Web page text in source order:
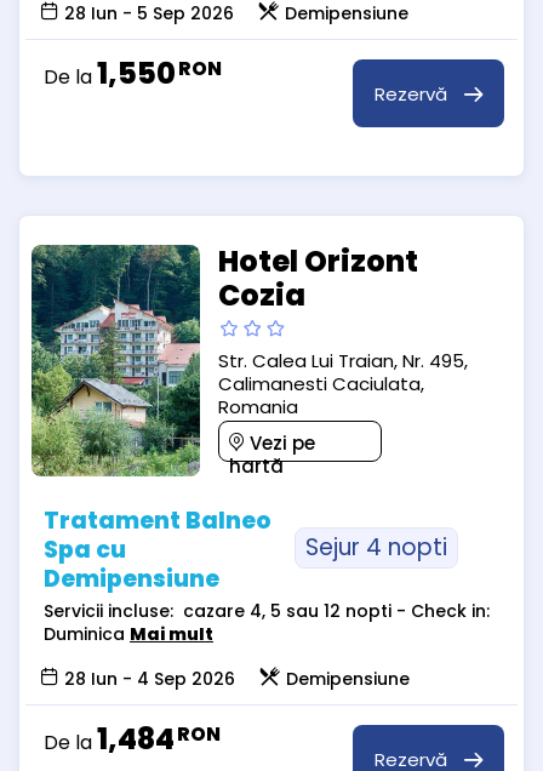
28 Iun - 5 Sep 2026
Demipensiune
De la1,550RON
Rezervă
Hotel Orizont
Cozia
Str. Calea Lui Traian, Nr. 495,
Calimanesti Caciulata,
Romania
Vezi pe
hartă
Tratament Balneo
Spa cu
Demipensiune
Sejur 4 nopti
Servicii incluse: cazare 4, 5 sau 12 nopti - Check in:
Duminica Mai mult
28 Iun - 4 Sep 2026
Demipensiune
De la1,484RON
Rezervă